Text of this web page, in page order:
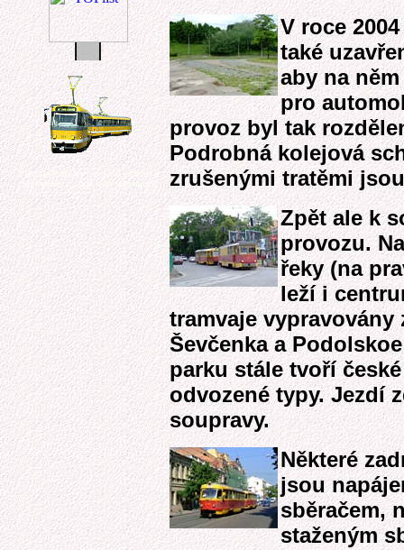
V roce
také
aby na
pro
provoz byl tak
Podrobná kolejová
zrušenými tratěmi
Zpět ale k
provozu.
řeky (na
leží i
tramvaje vypravovány
Ševčenka a
parku stále tvoří
odvozené typy. Jezdí
soupravy.
Některé
jsou
sběračem,
staženým